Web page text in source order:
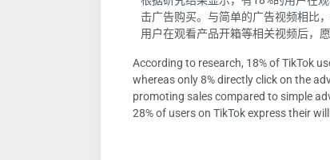
击广告购买。与简单的广告视频相比
用户在观看产品开箱等相关视频后，
According to research, 18% of TikTok
whereas only 8% directly click on the
promoting sales compared to simple
28% of users on TikTok express their